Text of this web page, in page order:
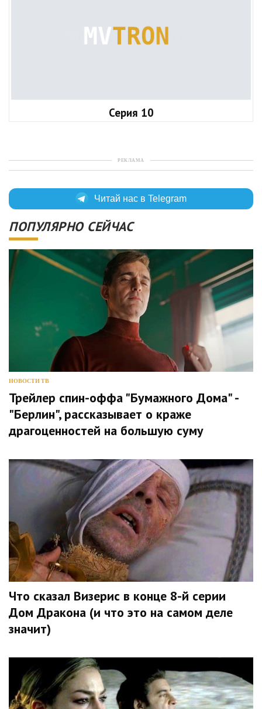
Серия 10
РЕКЛАМА
Читай нас в Telegram
ПОПУЛЯРНО СЕЙЧАС
НОВОСТИ ТВ
Трейлер спин-оффа "Бумажного Дома" -
"Берлин", рассказывает о краже
драгоценностей на большую суму
Что сказал Визерис в конце 8-й серии
Дом Дракона (и что это на самом деле
значит)